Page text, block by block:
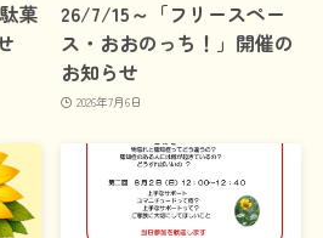
菓
26/7/15～「フリースペー
ス・おおのっち！」開催の
お知らせ
2026年7月6日